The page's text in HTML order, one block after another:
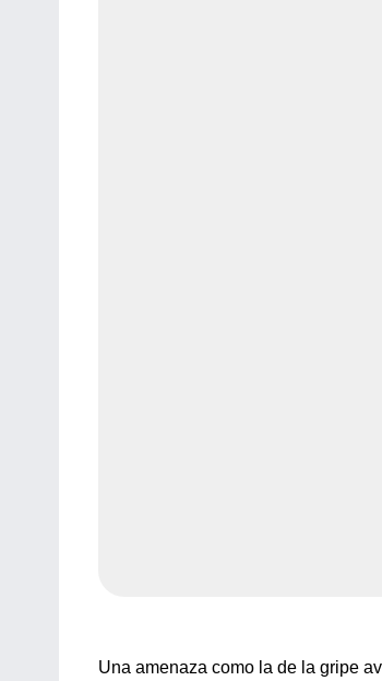
Una amenaza como la de la gripe